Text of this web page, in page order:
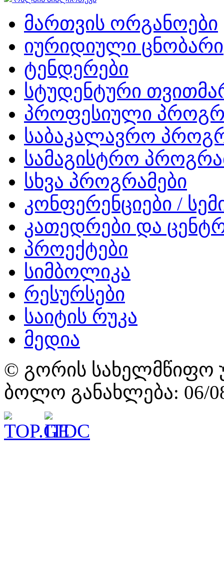
მართვის ორგანოები
იურიდიული ცნობარი
ტენდერები
სტუდენტური
პროფესიული
საბაკალავრო
სამაგისტრო
სხვა პროგრამები
კონფერენციები /
კათედრები და
პროექტები
სიმბოლიკა
რესურსები
საიტის რუკა
მედია
© გორის სახელმწიფო
ბოლო განახლება: 06/